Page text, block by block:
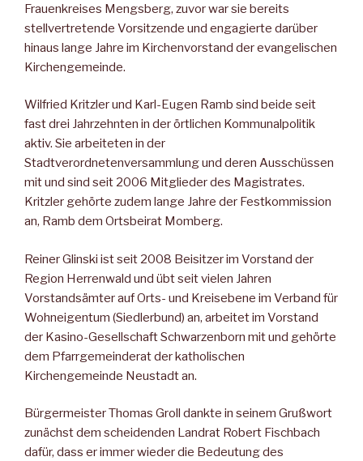
Frauenkreises Mengsberg, zuvor war sie bereits
stellvertretende Vorsitzende und engagierte darüber
hinaus lange Jahre im Kirchenvorstand der evangelischen
Kirchengemeinde.
Wilfried Kritzler und Karl-Eugen Ramb sind beide seit
fast drei Jahrzehnten in der örtlichen Kommunalpolitik
aktiv. Sie arbeiteten in der
Stadtverordnetenversammlung und deren Ausschüssen
mit und sind seit 2006 Mitglieder des Magistrates.
Kritzler gehörte zudem lange Jahre der Festkommission
an, Ramb dem Ortsbeirat Momberg.
Reiner Glinski ist seit 2008 Beisitzer im Vorstand der
Region Herrenwald und übt seit vielen Jahren
Vorstandsämter auf Orts- und Kreisebene im Verband für
Wohneigentum (Siedlerbund) an, arbeitet im Vorstand
der Kasino-Gesellschaft Schwarzenborn mit und gehörte
dem Pfarrgemeinderat der katholischen
Kirchengemeinde Neustadt an.
Bürgermeister Thomas Groll dankte in seinem Grußwort
zunächst dem scheidenden Landrat Robert Fischbach
dafür, dass er immer wieder die Bedeutung des